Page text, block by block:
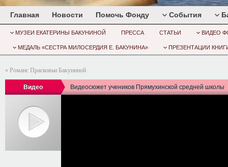
Главная Новости Помочь Фонду События
МУЗЕИ ЕКАТЕРИНЫ БАКУНИНОЙ ПРЕССА СТАТЬИ ВИДЕО
МЕДАЛЬ «СЕСТРА МИЛОСЕРДИЯ Е. БАКУНИНА» ПРЕЗЕНТАЦИИ
« Романс Прасковьи Бакуниной
Видео Видеосюжет учеников Прямухинской средней школы